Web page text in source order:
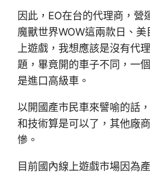
因此，EO在台的代理商，營
魔獸世界WOW這兩款日、
上遊戲，我想應該是沒有代
題，畢竟開的車子不同，一
是進口高級車。
以開國產市民車來譬喻的話
和技術算是可以了，其他廠
慘。
目前國內線上遊戲市場因為